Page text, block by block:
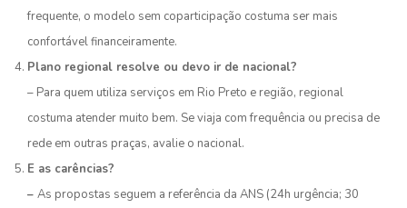
frequente, o modelo sem coparticipação costuma ser mais
confortável financeiramente.
Plano regional resolve ou devo ir de nacional?
– Para quem utiliza serviços em Rio Preto e região, regional
costuma atender muito bem. Se viaja com frequência ou precisa de
rede em outras praças, avalie o nacional.
E as carências?
– As propostas seguem a referência da ANS (24h urgência; 30